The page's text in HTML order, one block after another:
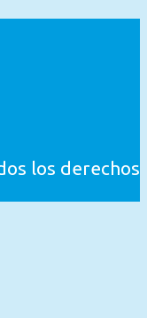
los derechos